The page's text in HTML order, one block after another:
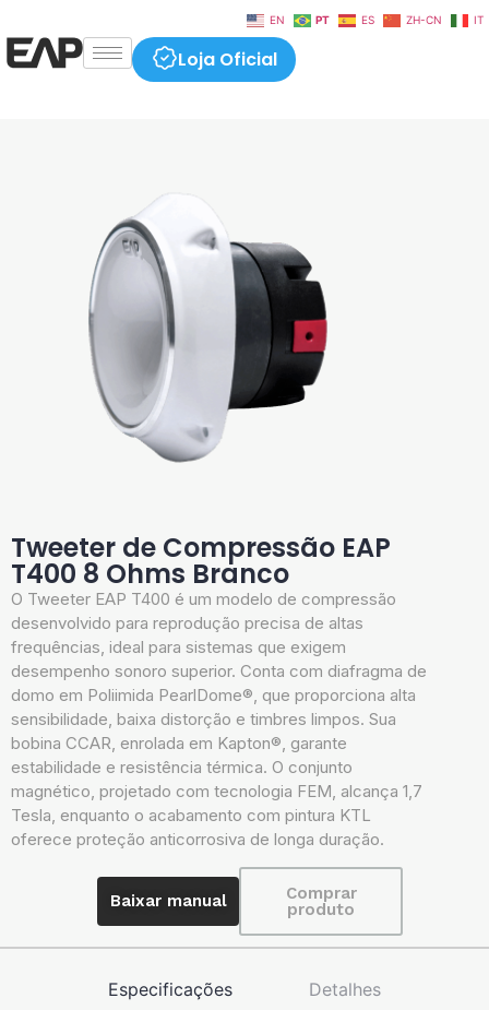
EN PT ES ZH-CN IT
Loja Oficial
Tweeter de Compressão EAP
T400 8 Ohms Branco
O Tweeter EAP T400 é um modelo de compressão
desenvolvido para reprodução precisa de altas
frequências, ideal para sistemas que exigem
desempenho sonoro superior. Conta com diafragma de
domo em Poliimida PearlDome®, que proporciona alta
sensibilidade, baixa distorção e timbres limpos. Sua
bobina CCAR, enrolada em Kapton®, garante
estabilidade e resistência térmica. O conjunto
magnético, projetado com tecnologia FEM, alcança 1,7
Tesla, enquanto o acabamento com pintura KTL
oferece proteção anticorrosiva de longa duração.
Baixar manual
Comprar
produto
Especificações Detalhes